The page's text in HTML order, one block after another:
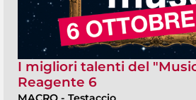
I migliori talenti del
Reagente 6